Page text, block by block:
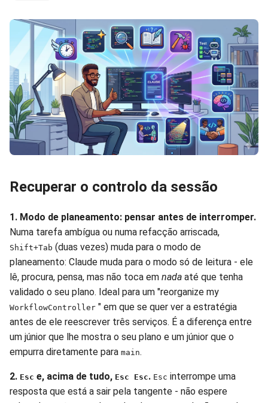
Recuperar o controlo da sessão
1. Modo de planeamento: pensar antes de interromper.
Numa tarefa ambígua ou numa refacção arriscada,
Shift+Tab (duas vezes) muda para o modo de
planeamento: Claude muda para o modo só de leitura - ele
lê, procura, pensa, mas não toca em nada até que tenha
validado o seu plano. Ideal para um "reorganize my
WorkflowController " em que se quer ver a estratégia
antes de ele reescrever três serviços. É a diferença entre
um júnior que lhe mostra o seu plano e um júnior que o
empurra diretamente para main.
2. Esc e, acima de tudo, Esc Esc. Esc interrompe uma
resposta que está a sair pela tangente - não espere